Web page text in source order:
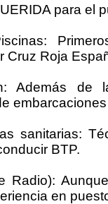
para el
Cruz Roja
Además de
sanitarias:
BTP.
Radio):
en